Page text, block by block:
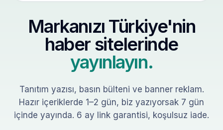
Markanızı Türkiye'nin
haber sitelerinde
yayınlayın.
Tanıtım yazısı, basın bülteni ve banner reklam.
Hazır içeriklerde 1–2 gün, biz yazıyorsak 7 gün
içinde yayında. 6 ay link garantisi, koşulsuz iade.